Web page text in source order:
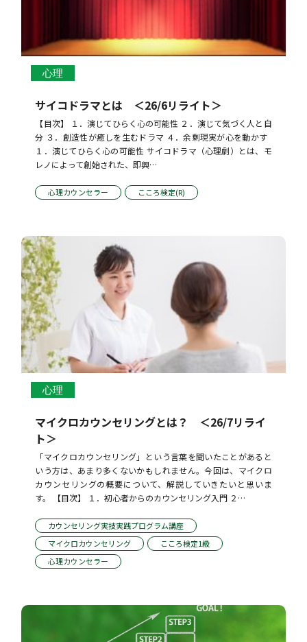
心理
サイコドラマとは ＜26/6リライト＞
【目次】 １．演じてひらく心の可能性 ２．演じて気づく人と自
分 ３．創造性が癒しを生むドラマ ４．余剰現実が心を動かす
１．演じてひらく心の可能性 サイコドラマ（心理劇）とは、モ
レノによって創始された、即興…
心理カウンセラー こころ検定(R)
心理
マイクロカウンセリングとは？ ＜26/7リライ
ト＞
「マイクロカウンセリング」という言葉を聞いたことがあると
いう方は、あまり多くないかもしれません。今回は、マイクロ
カウンセリングの概要について、解説していきたいと思いま
す。 【目次】 １．初心者からのカウンセリング入門 ２…
カウンセリング実技実践プログラム講座
マイクロカウンセリング
こころ検定1級
心理カウンセラー